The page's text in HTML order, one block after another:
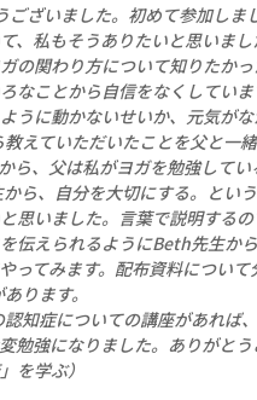
ございました。初めて参加し
、私もそうありたいと思いま
の関わり方について知りたか
なことから自信をなくしていま
うに動かないせいか、元気が
えていただいたことを父と一
ら、父は私がヨガを勉強して
ら、自分を大切にする。とい
思いました。言葉で説明する
伝えられるようにBeth先生か
ってみます。配布資料につい
ります。
知症についての講座があれば
勉強になりました。ありがと
を学ぶ）